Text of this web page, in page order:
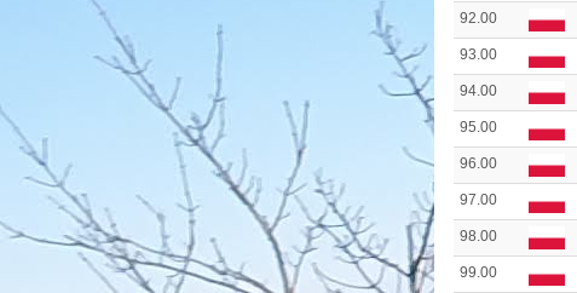
92.00
93.00
94.00
95.00
96.00
97.00
98.00
99.00